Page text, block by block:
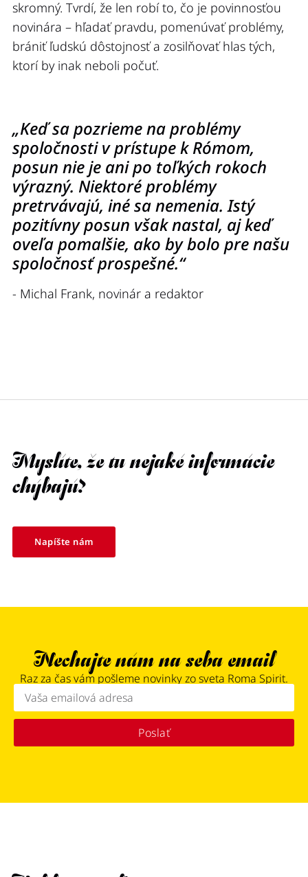
skromný. Tvrdí, že len robí to, čo je povinnosťou
novinára – hľadať pravdu, pomenúvať problémy,
brániť ľudskú dôstojnosť a zosilňovať hlas tých,
ktorí by inak neboli počuť.
„Keď sa pozrieme na problémy
spoločnosti v prístupe k Rómom,
posun nie je ani po toľkých rokoch
výrazný. Niektoré problémy
pretrvávajú, iné sa nemenia. Istý
pozitívny posun však nastal, aj keď
oveľa pomalšie, ako by bolo pre našu
spoločnosť prospešné.“
- Michal Frank, novinár a redaktor
Myslíte, že tu nejaké informácie
chýbajú?
Napíšte nám
Nechajte nám na seba email
Raz za čas vám pošleme novinky zo sveta Roma Spirit.
Poslať